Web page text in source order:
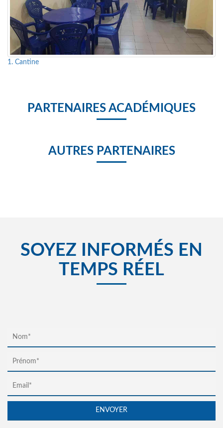
1. Cantine
PARTENAIRES ACADÉMIQUES
AUTRES PARTENAIRES
SOYEZ INFORMÉS EN
TEMPS RÉEL